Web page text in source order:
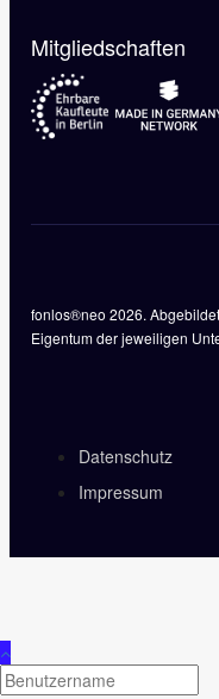
Mitgliedschaften
fonlos®neo 2026.
Eigentum der jeweiligen
Datenschutz
Impressum